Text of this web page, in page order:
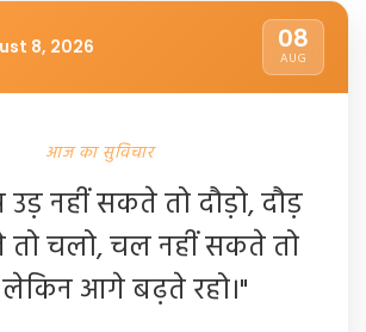
8, 2026 08
AUG
आज का सुविचार
नहीं सकते तो दौड़ो, दौड़
तो चलो, चल नहीं सकते तो
लेकिन आगे बढ़ते रहो।"